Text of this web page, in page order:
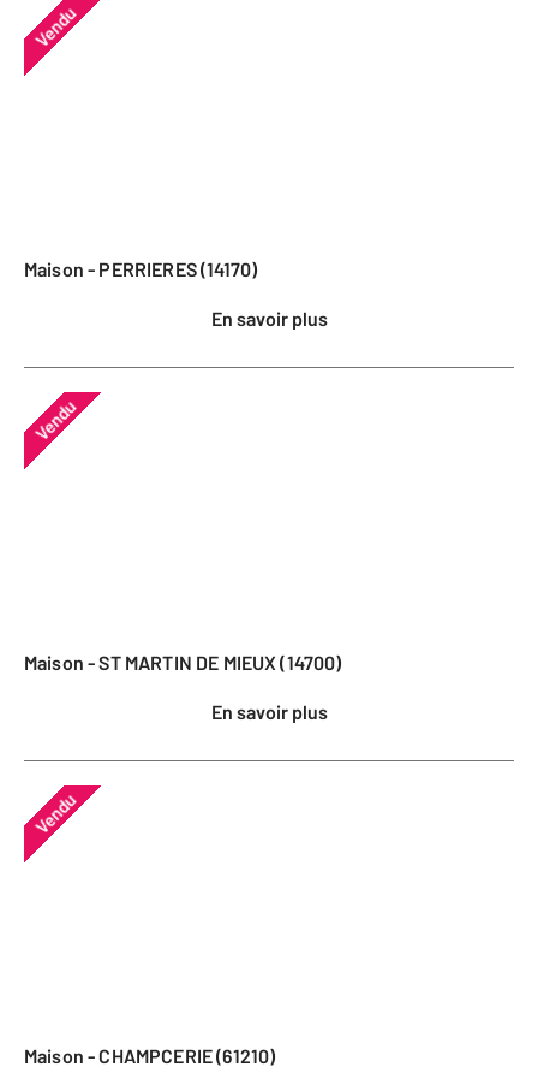
Vendu
Maison - PERRIERES (14170)
En savoir plus
Vendu
Maison - ST MARTIN DE MIEUX (14700)
En savoir plus
Vendu
Maison - CHAMPCERIE (61210)